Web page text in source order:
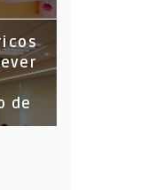
de